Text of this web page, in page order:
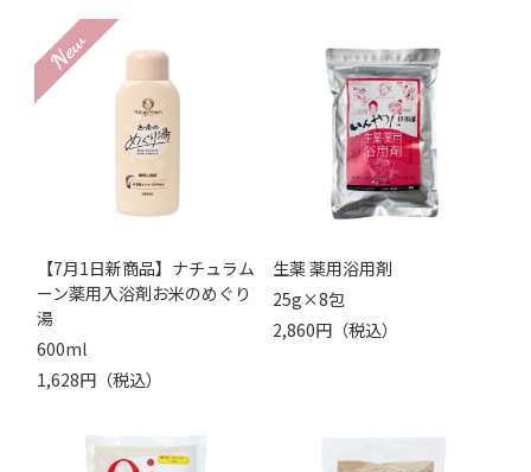
【7月1日新商品】ナチュラム
ーン薬用入浴剤お米のめぐり
湯
600ml
1,628円（税込）
生薬 薬用浴用剤
25g×8包
2,860円（税込）